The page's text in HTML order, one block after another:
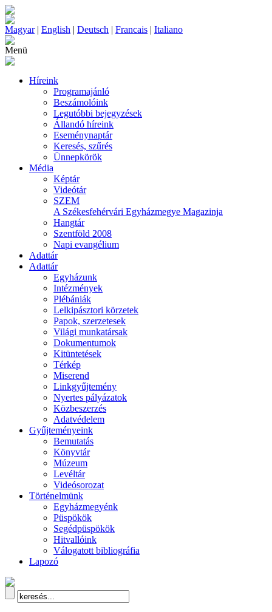
Magyar| English | Deutsch | Francais | Italiano
Menü
Híreink
Programajánló
Beszámolóink
Legutóbbi bejegyzések
Állandó híreink
Eseménynaptár
Keresés, szűrés
Ünnepkörök
Média
Képtár
Videótár
SZEM
A Székesfehérvári Egyházmegye Magazinja
Hangtár
Szentföld 2008
Napi evangélium
Adattár
Adattár
Egyházunk
Intézmények
Plébániák
Lelkipásztori körzetek
Papok, szerzetesek
Világi munkatársak
Dokumentumok
Kitüntetések
Térkép
Miserend
Linkgyűjtemény
Nyertes pályázatok
Közbeszerzés
Adatvédelem
Gyűjteményeink
Bemutatás
Könyvtár
Múzeum
Levéltár
Videósorozat
Történelmünk
Egyházmegyénk
Püspökök
Segédpüspökök
Hitvallóink
Válogatott bibliográfia
Lapozó